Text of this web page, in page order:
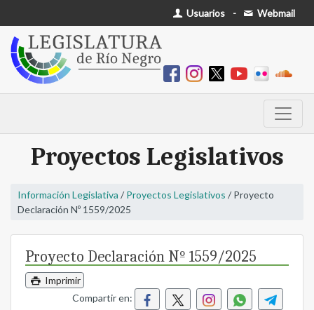
Usuarios - Webmail
Proyectos Legislativos
Información Legislativa / Proyectos Legislativos / Proyecto
Declaración Nº 1559/2025
Proyecto Declaración Nº 1559/2025
Imprimir
Compartir en: